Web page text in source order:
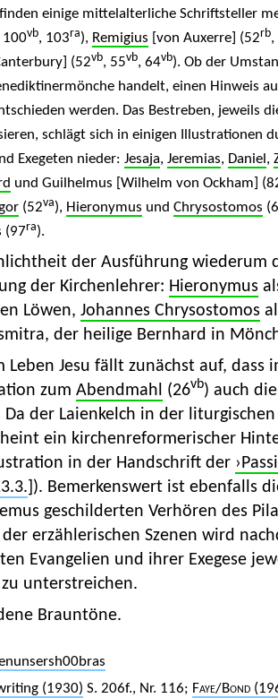
einige mittelalterliche Schriftsteller
100vb, 103ra), Remigius [von Auxerre] (52rb,
(52vb, 55vb, 64vb). Ob der
handelt, einen Hinweis
werden. Das Bestreben, jeweils
schlägt sich in einigen Illustrationen
Exegeten nieder: Jesaja, Jeremias, Daniel,
und Guilhelmus [Wilhelm von Ockham]
(52va), Hieronymus und Chrysostomos
(97ra).
der Ausführung wiederum
der Kirchenlehrer: Hieronymus
Löwen, Johannes Chrysostomos
der heilige Bernhard in
Jesu fällt zunächst auf, dass
zum Abendmahl (26vb) auch die
der Laienkelch in der liturgischen
ein kirchenreformerischer
in der Handschrift der
]). Bemerkenswert ist ebenfalls
geschilderten Verhören des
erzählerischen Szenen wird
Evangelien und ihrer Exegese
unterstreichen.
Brauntöne.
(1930) S. 206f., Nr. 116; Faye/Bond